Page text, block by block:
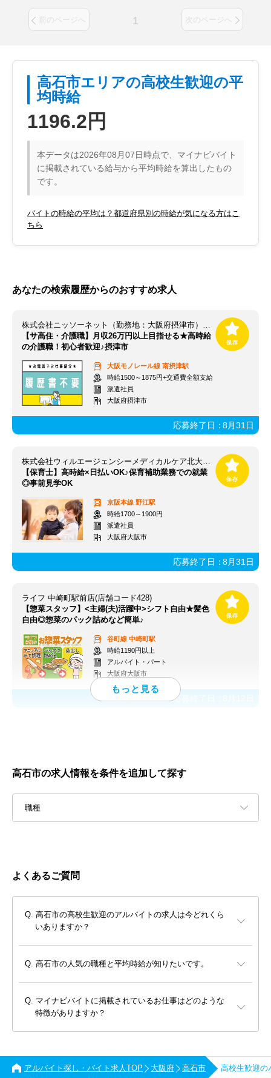
前のページへ 1 次のページへ
高石市エリアの高校生歓迎の平
均時給
1196.2円
本データは2026年08月07日時点で、マイナビバイト
に掲載されている給与から平均時給を算出したもの
です。
バイトの時給の平均は？都道府県別の時給が気になる方はこ
ちら
あなたの検索履歴からのおすすめ求人
株式会社ニッソーネット（勤務地：大阪府摂津市）/a095i000000S50cAAC!
【サ高住・介護職】月収26万円以上目指せる★高時給
の介護職！初心者歓迎♪摂津市
大阪モノレール線 南摂津駅
時給1500～1875円+交通費全額支給
派遣社員
大阪府摂津市
応募終了日：8月31日
株式会社ウィルエージェンシーメディカルケア北大阪支店
【保育士】高時給×日払いOK♪保育補助業務での就業
◎事前見学OK
京阪本線 野江駅
時給1700～1900円
派遣社員
大阪府大阪市
応募終了日：8月31日
ライフ 中崎町駅前店(店舗コード428)
【惣菜スタッフ】<主婦(夫)活躍中>シフト自由★髪色
自由◎惣菜のパック詰めなど簡単♪
谷町線 中崎町駅
時給1190円以上
アルバイト・パート
大阪府大阪市
応募終了日：
高石市の求人情報を条件を追加して探す
職種
よくあるご質問
高石市の高校生歓迎のアルバイトの求人は今どれくら
いありますか？
高石市の人気の職種と平均時給が知りたいです。
マイナビバイトに掲載されているお仕事はどのような
特徴がありますか？
アルバイト探し・バイト求人TOP 大阪府 高石市 高校生歓迎の